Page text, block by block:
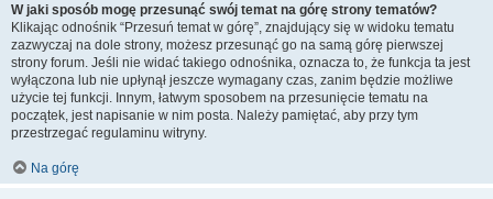
W jaki sposób mogę przesunąć swój temat na górę strony tematów?
Klikając odnośnik “Przesuń temat w górę”, znajdujący się w widoku tematu
zazwyczaj na dole strony, możesz przesunąć go na samą górę pierwszej
strony forum. Jeśli nie widać takiego odnośnika, oznacza to, że funkcja ta jest
wyłączona lub nie upłynął jeszcze wymagany czas, zanim będzie możliwe
użycie tej funkcji. Innym, łatwym sposobem na przesunięcie tematu na
początek, jest napisanie w nim posta. Należy pamiętać, aby przy tym
przestrzegać regulaminu witryny.
Na górę